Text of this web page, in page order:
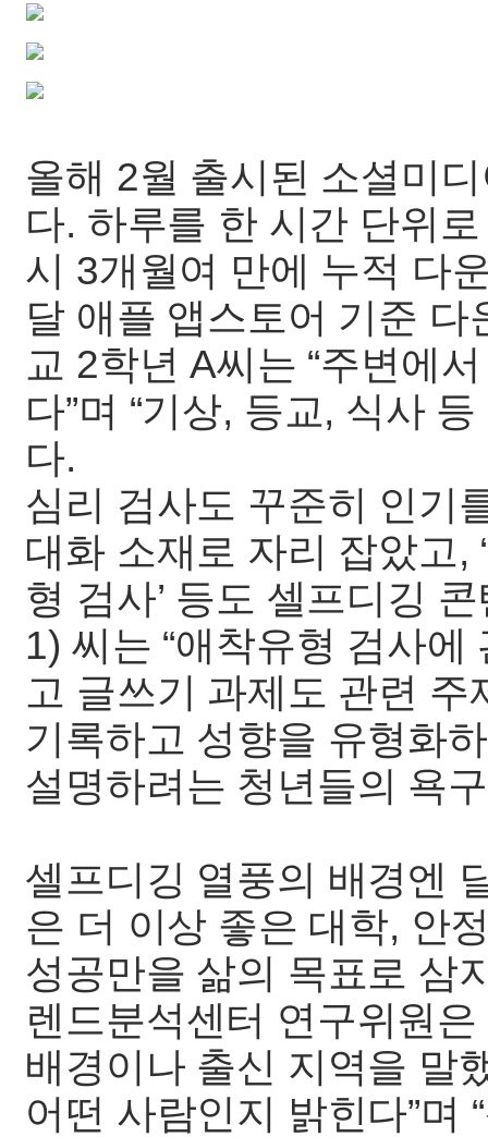
올해 2월 출시된 소셜미
다. 하루를 한 시간 단위
시 3개월여 만에 누적 다
달 애플 앱스토어 기준
교 2학년 A씨는 “주변에
다”며 “기상, 등교, 식사
다.
심리 검사도 꾸준히 인기
대화 소재로 자리 잡았고,
형 검사’ 등도 셀프디깅
1) 씨는 “애착유형 검사
고 글쓰기 과제도 관련 주
기록하고 성향을 유형화
설명하려는 청년들의 욕
셀프디깅 열풍의 배경엔
은 더 이상 좋은 대학, 안
성공만을 삶의 목표로 삼
렌드분석센터 연구위원
배경이나 출신 지역을 말
어떤 사람인지 밝힌다”며